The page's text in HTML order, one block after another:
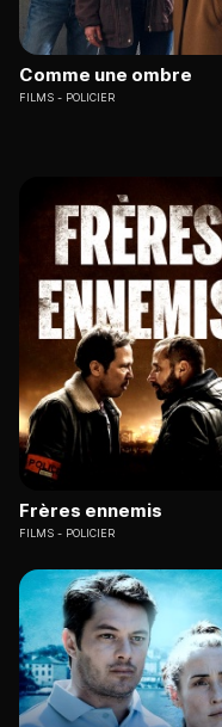
Comme une ombre
FILMS POLICIER
Frères ennemis
FILMS POLICIER